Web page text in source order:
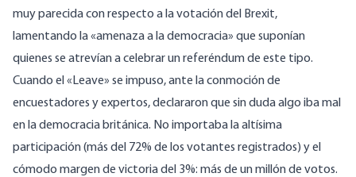
muy parecida con respecto a la votación del Brexit,
lamentando la «amenaza a la democracia» que suponían
quienes se atrevían a celebrar un referéndum de este tipo.
Cuando el «Leave» se impuso, ante la conmoción de
encuestadores y expertos, declararon que sin duda algo iba mal
en la democracia británica. No importaba la altísima
participación (más del 72% de los votantes registrados) y el
cómodo margen de victoria del 3%: más de un millón de votos.